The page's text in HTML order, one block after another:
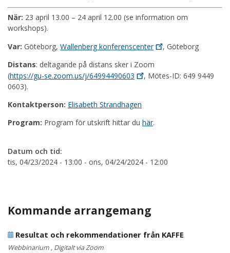
När: 23 april 13.00 – 24 april 12.00 (se information om
workshops).
Var: Göteborg, Wallenbergkonferenscenter
, Göteborg
Distans: deltagande på distans sker i Zoom
(https://gu-se.zoom.us/j/64994490603
, Mötes-ID: 649 9449
0603).
Kontaktperson: Elisabeth Strandhagen
Program: Program för utskrift hittar du här.
Datum och tid:
tis, 04/23/2024 - 13:00 - ons, 04/24/2024 - 12:00
Kommande arrangemang
Resultat och rekommendationer från KAFFE
Webbinarium , Digitalt via Zoom